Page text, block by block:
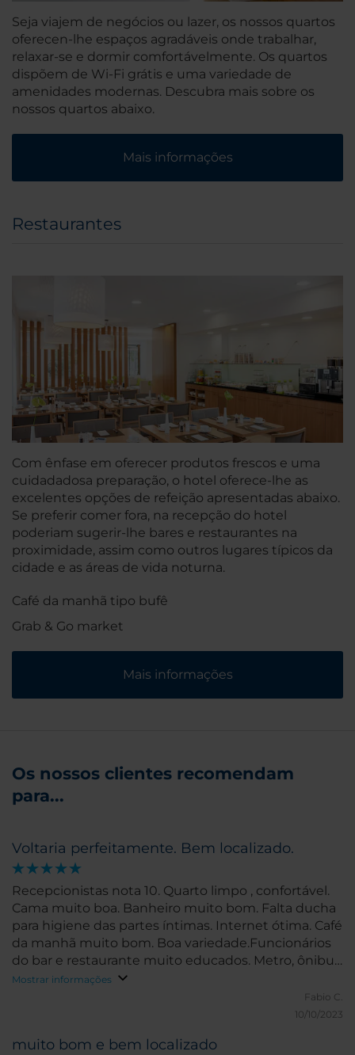
Seja viajem de negócios ou lazer, os nossos quartos
oferecen-lhe espaços agradáveis onde trabalhar,
relaxar-se e dormir comfortávelmente. Os quartos
dispõem de Wi-Fi grátis e uma variedade de
amenidades modernas. Descubra mais sobre os
nossos quartos abaixo.
Mais informações
Restaurantes
Com ênfase em oferecer produtos frescos e uma
cuidadadosa preparação, o hotel oferece-lhe as
excelentes opções de refeição apresentadas abaixo.
Se preferir comer fora, na recepção do hotel
poderiam sugerir-lhe bares e restaurantes na
proximidade, assim como outros lugares típicos da
cidade e as áreas de vida noturna.
Café da manhã tipo bufê
Grab & Go market
Mais informações
Os nossos clientes recomendam
para...
Voltaria perfeitamente. Bem localizado.
Recepcionistas nota 10. Quarto limpo , confortável.
Cama muito boa. Banheiro muito bom. Falta ducha
para higiene das partes íntimas. Internet ótima. Café
da manhã muito bom. Boa variedade.Funcionários
do bar e restaurante muito educados. Metro, ônibus
, táxi com local bem próximo ao hotel.
Mostrar informações
Fabio C.
10/10/2023
muito bom e bem localizado